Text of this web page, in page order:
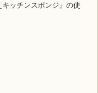
ッチンスポンジ』の使